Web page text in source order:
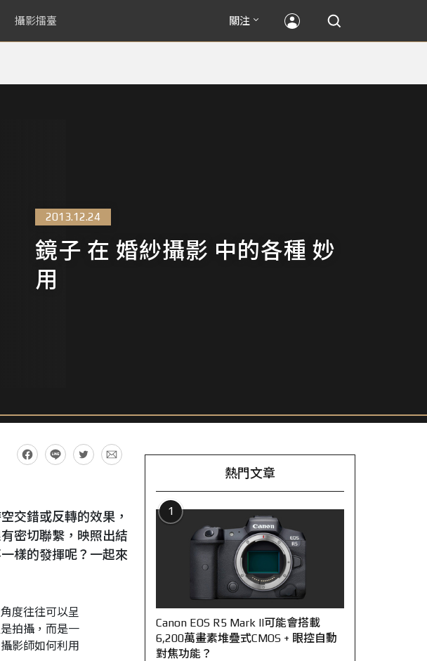
攝影擂臺 關注
2013.12.24
鏡子 在 婚紗攝影 中的各種 妙
用
交錯或反轉的效果，
密切聯繫，映照出結
樣的發揮呢？一起來
度往往可以呈
拍攝，而是一
影師如何利用
熱門文章
1
Canon EOS R5 Mark II可能會搭載
6,200萬畫素堆疊式CMOS + 眼控自動
對焦功能？